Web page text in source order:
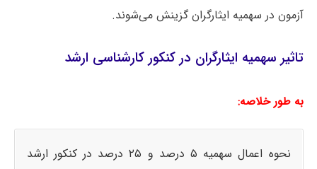
آزمون در سهمیه ایثارگران گزینش می‌شوند.
تاثیر سهمیه ایثارگران در کنکور کارشناسی ارشد
به طور خلاصه:
نحوه اعمال سهمیه ۵ درصد و ۲۵ درصد در کنکور ارشد